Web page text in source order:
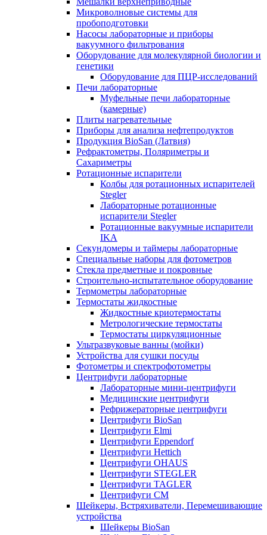
Микроволновые системы для
пробоподготовки
Насосы лабораторные и приборы
вакуумного фильтрования
Оборудование для молекулярной биологии и
генетики
Оборудование для ПЦР-исследований
Печи лабораторные
Муфельные печи лабораторные
(камерные)
Плиты нагревательные
Приборы для анализа нефтепродуктов
Продукция BioSan (Латвия)
Рефрактометры, Поляриметры и
Сахариметры
Ротационные испарители
Колбы для ротационных испарителей
Stegler
Лабораторные ротационные
испарители Stegler
Ротационные вакуумные испарители
IKA
Секундомеры и таймеры лабораторные
Специальные наборы для фотометров
Стекла предметные и покровные
Строительно-испытательное оборудование
Термометры лабораторные
Термостаты жидкостные
Жидкостные криотермостаты
Метрологические термостаты
Термостаты циркуляционные
Ультразвуковые ванны (мойки)
Устройства для сушки посуды
Фотометры и спектрофотометры
Центрифуги лабораторные
Лабораторные мини-центрифуги
Медицинские центрифуги
Рефрижераторные центрифуги
Центрифуги BioSan
Центрифуги Elmi
Центрифуги Eppendorf
Центрифуги Hettich
Центрифуги OHAUS
Центрифуги STEGLER
Центрифуги TAGLER
Центрифуги СМ
Шейкеры, Встряхиватели, Перемешивающие
устройства
Шейкеры BioSan